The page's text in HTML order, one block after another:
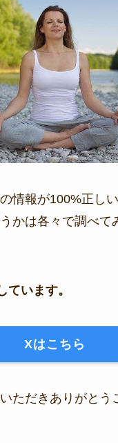
情報が100%正し
かは各々で調べて
ています。
Xはこちら
ただきありがとう